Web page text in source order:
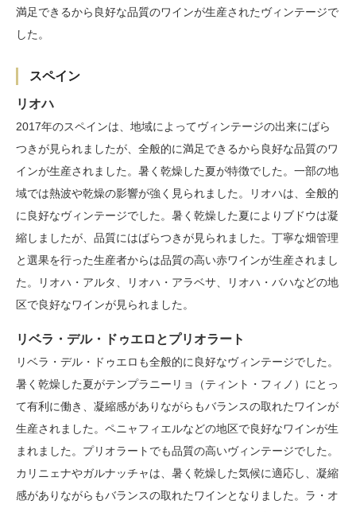
満足できるから良好な品質のワインが生産されたヴィンテージで
した。
スペイン
リオハ
2017年のスペインは、地域によってヴィンテージの出来にばら
つきが見られましたが、全般的に満足できるから良好な品質のワ
インが生産されました。暑く乾燥した夏が特徴でした。一部の地
域では熱波や乾燥の影響が強く見られました。リオハは、全般的
に良好なヴィンテージでした。暑く乾燥した夏によりブドウは凝
縮しましたが、品質にはばらつきが見られました。丁寧な畑管理
と選果を行った生産者からは品質の高い赤ワインが生産されまし
た。リオハ・アルタ、リオハ・アラベサ、リオハ・バハなどの地
区で良好なワインが見られました。
リベラ・デル・ドゥエロとプリオラート
リベラ・デル・ドゥエロも全般的に良好なヴィンテージでした。
暑く乾燥した夏がテンプラニーリョ（ティント・フィノ）にとっ
て有利に働き、凝縮感がありながらもバランスの取れたワインが
生産されました。ペニャフィエルなどの地区で良好なワインが生
まれました。プリオラートでも品質の高いヴィンテージでした。
カリニェナやガルナッチャは、暑く乾燥した気候に適応し、凝縮
感がありながらもバランスの取れたワインとなりました。ラ・オ